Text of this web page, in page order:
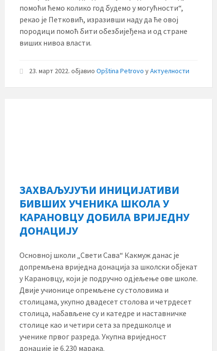
помоћи ћемо колико год будемо у могућности“,
рекао је Петковић, изразивши наду да ће овој
породици помоћ бити обезбијеђена и од стране
виших нивоа власти.
23. март 2022. објавио Opština Petrovo уАктуелности
ЗАХВАЉУЈУЋИ ИНИЦИЈАТИВИ
БИВШИХ УЧЕНИКА ШКОЛА У
КАРАНОВЦУ ДОБИЛА ВРИЈЕДНУ
ДОНАЦИЈУ
Основној школи „Свети Сава“ Какмуж данас је
допремљена вриједна донација за школски објекат
у Карановцу, који је подручно одјељење ове школе.
Двије учионице опремљене су столовима и
столицама, укупно двадесет столова и четрдесет
столица, набављене су и катедре и наставничке
столице као и четири сета за предшколце и
ученике првог разреда. Укупна вриједност
донације је 6.230 марака.